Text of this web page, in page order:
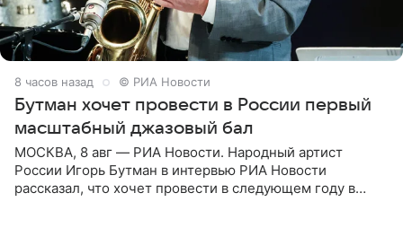
8 часов назад © РИА Новости
Бутман хочет провести в России первый
масштабный джазовый бал
МОСКВА, 8 авг — РИА Новости. Народный артист
России Игорь Бутман в интервью РИА Новости
рассказал, что хочет провести в следующем году в